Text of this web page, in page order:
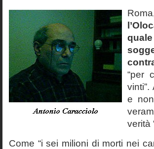
“per
e
verità
Come “i sei milioni di morti nei